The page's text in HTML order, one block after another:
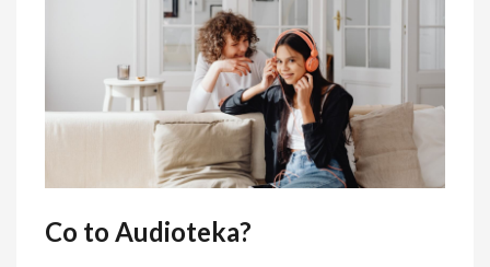
Co to Audioteka?